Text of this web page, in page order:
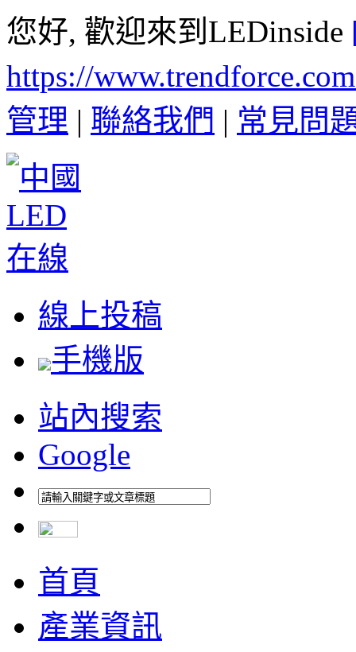
您好, 歡迎來到LEDinside
https://
管理 | 聯絡我們 | 常見問
線上投稿
手機版
站內搜索
Google
首頁
產業資訊